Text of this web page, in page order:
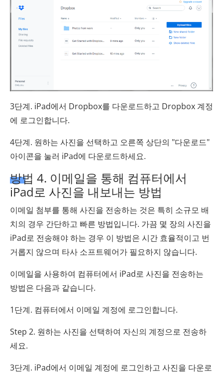
3단계. iPad에서 Dropbox를 다운로드하고 Dropbox 계정
에 로그인합니다.
4단계. 원하는 사진을 선택하고 오른쪽 상단의 "다운로드"
아이콘을 눌러 iPad에 다운로드하세요.
방법 4. 이메일을 통해 컴퓨터에서
iPad로 사진을 내보내는 방법
이메일 첨부를 통해 사진을 전송하는 것은 특히 소규모 배
치의 경우 간단하고 빠른 방법입니다. 가끔 몇 장의 사진을
iPad로 전송해야 하는 경우 이 방법은 시간 효율적이고 번
거롭지 않으며 타사 소프트웨어가 필요하지 않습니다.
이메일을 사용하여 컴퓨터에서 iPad로 사진을 전송하는
방법은 다음과 같습니다.
1단계. 컴퓨터에서 이메일 계정에 로그인합니다.
Step 2. 원하는 사진을 선택하여 자신의 계정으로 전송하
세요.
3단계. iPad에서 이메일 계정에 로그인하고 사진을 다운로